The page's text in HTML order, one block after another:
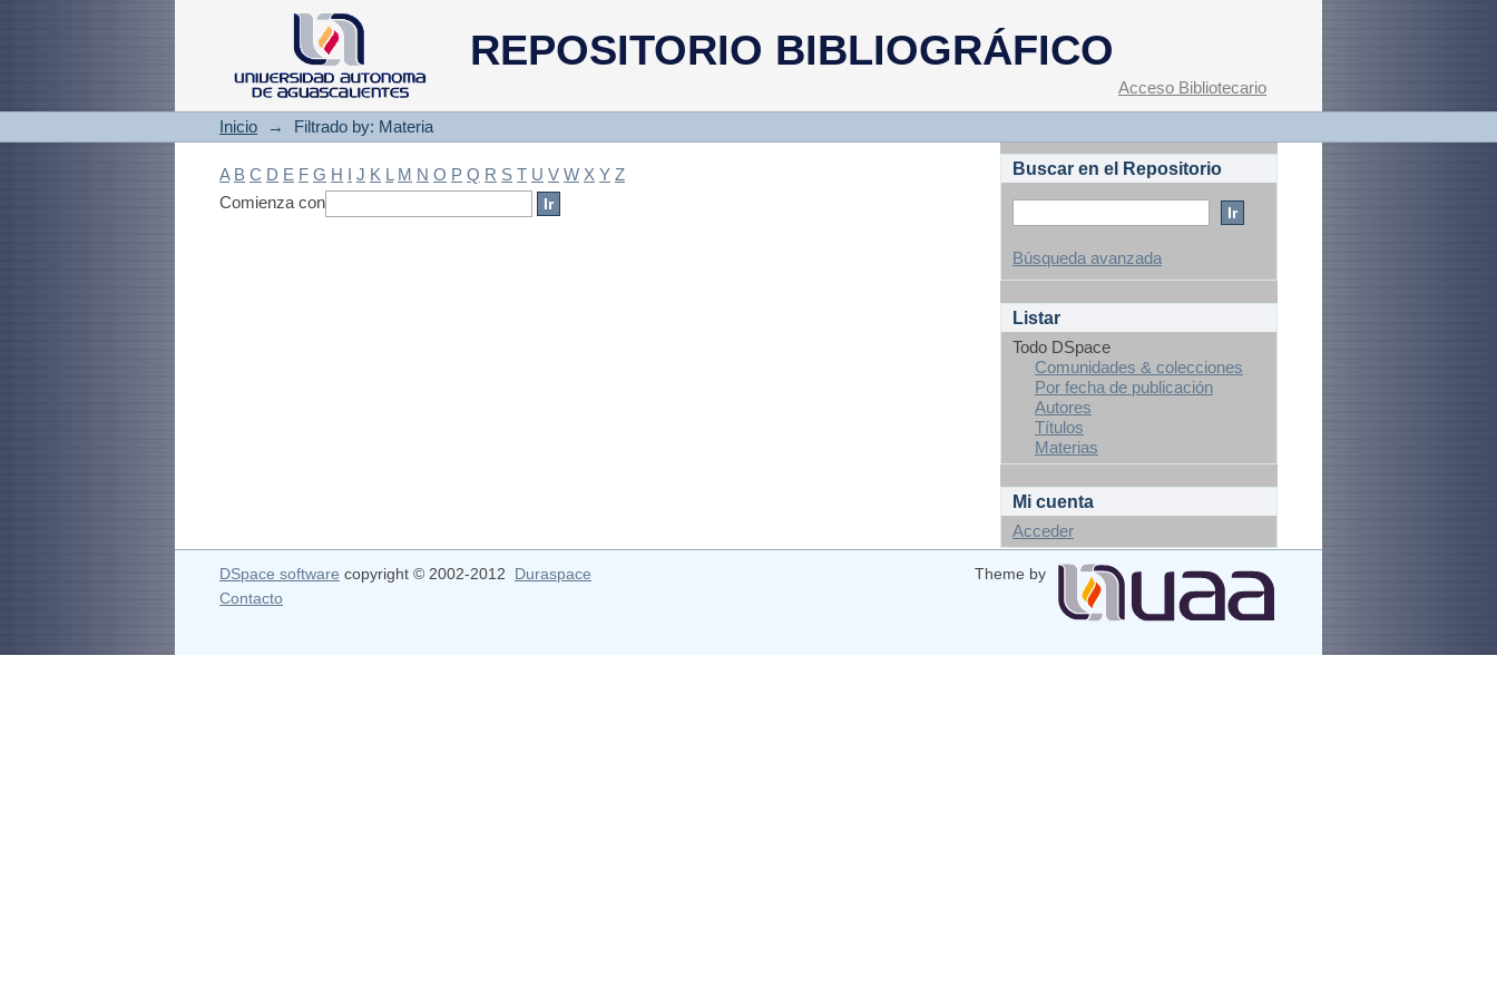
REPOSITORIO BIBLIOGRÁFICO
Filtrado by: Materia
Acceso Bibliotecario
Inicio → Filtrado by: Materia
A B C D E F G H I J K L M N O P Q R S T U V W X Y Z
Comienza con
Buscar en el Repositorio
Búsqueda avanzada
Listar
Todo DSpace
Comunidades & colecciones
Por fecha de publicación
Autores
Títulos
Materias
Mi cuenta
Acceder
DSpace software copyright © 2002-2012 Duraspace
Theme by
Contacto